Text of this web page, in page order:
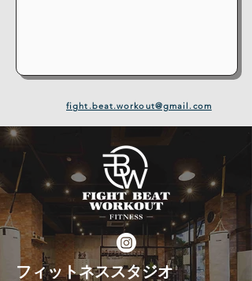
fight.beat.workout@gmail.com
​フィットネススタジオ